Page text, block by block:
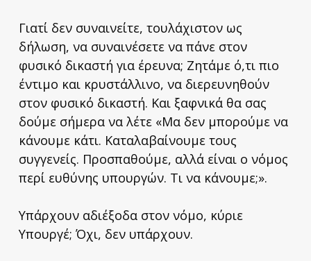
Γιατί δεν συναινείτε, τουλάχιστον ως
δήλωση, να συναινέσετε να πάνε στον
φυσικό δικαστή για έρευνα; Ζητάμε ό,τι πιο
έντιμο και κρυστάλλινο, να διερευνηθούν
στον φυσικό δικαστή. Και ξαφνικά θα σας
δούμε σήμερα να λέτε «Μα δεν μπορούμε να
κάνουμε κάτι. Καταλαβαίνουμε τους
συγγενείς. Προσπαθούμε, αλλά είναι ο νόμος
περί ευθύνης υπουργών. Τι να κάνουμε;».
Υπάρχουν αδιέξοδα στον νόμο, κύριε
Υπουργέ; Όχι, δεν υπάρχουν.